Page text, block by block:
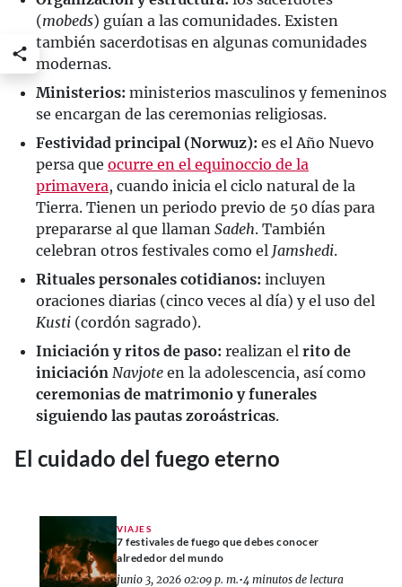
(mobeds) guían a las comunidades. Existen
también sacerdotisas en algunas comunidades
modernas.
Ministerios: ministerios masculinos y femeninos
se encargan de las ceremonias religiosas.
Festividad principal (Norwuz): es el Año Nuevo
persa que ocurre en el equinoccio de la
primavera, cuando inicia el ciclo natural de la
Tierra. Tienen un periodo previo de 50 días para
prepararse al que llaman Sadeh. También
celebran otros festivales como el Jamshedi.
Rituales personales cotidianos: incluyen
oraciones diarias (cinco veces al día) y el uso del
Kusti (cordón sagrado).
Iniciación y ritos de paso: realizan el rito de
iniciación Navjote en la adolescencia, así como
ceremonias de matrimonio y funerales
siguiendo las pautas zoroástricas.
El cuidado del fuego eterno
VIAJES
7 festivales de fuego que debes conocer
alrededor del mundo
junio 3, 2026 02:09 p. m.•4 minutos de lectura